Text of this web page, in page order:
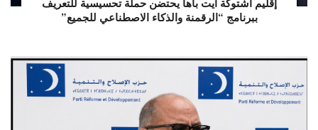
ببرنامج “الرقمنة والذكاء الاصطناعي للجميع”